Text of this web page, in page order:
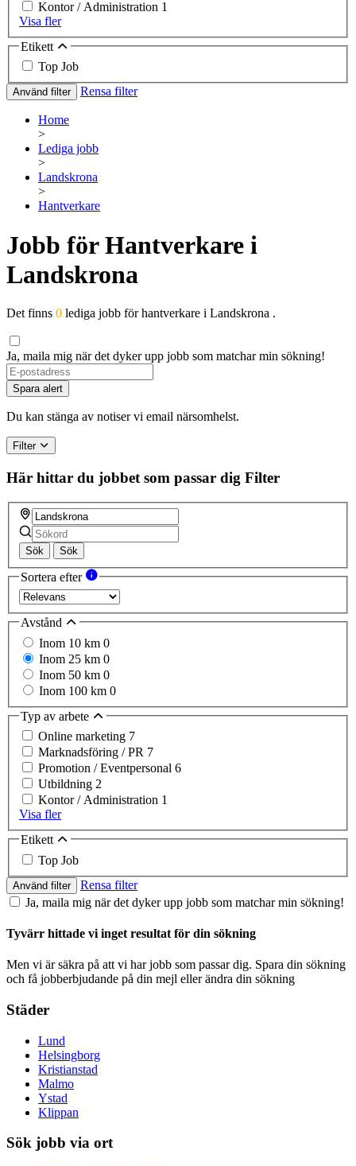
Kontor / Administration 1
Visa fler
Etikett
Top Job
Använd filter Rensa filter
Home
>
Lediga jobb
>
Landskrona
>
Hantverkare
Jobb för Hantverkare i
Landskrona
Det finns 0 lediga jobb för hantverkare i Landskrona .
Ja, maila mig när det dyker upp jobb som matchar min sökning!
Spara alert
Du kan stänga av notiser vi email närsomhelst.
Filter
Här hittar du jobbet som passar dig Filter
Sök Sök
Sortera efter
Avstånd
Inom 10 km 0
Inom 25 km 0
Inom 50 km 0
Inom 100 km 0
Typ av arbete
Online marketing 7
Marknadsföring / PR 7
Promotion / Eventpersonal 6
Utbildning 2
Kontor / Administration 1
Visa fler
Etikett
Top Job
Använd filter
Rensa filter
Ja, maila mig när det dyker upp jobb som matchar min sökning!
Tyvärr hittade vi inget resultat för din sökning
Men vi är säkra på att vi har jobb som passar dig. Spara din sökning
och få jobberbjudande på din mejl eller ändra din sökning
Städer
Lund
Helsingborg
Kristianstad
Malmo
Ystad
Klippan
Sök jobb via ort